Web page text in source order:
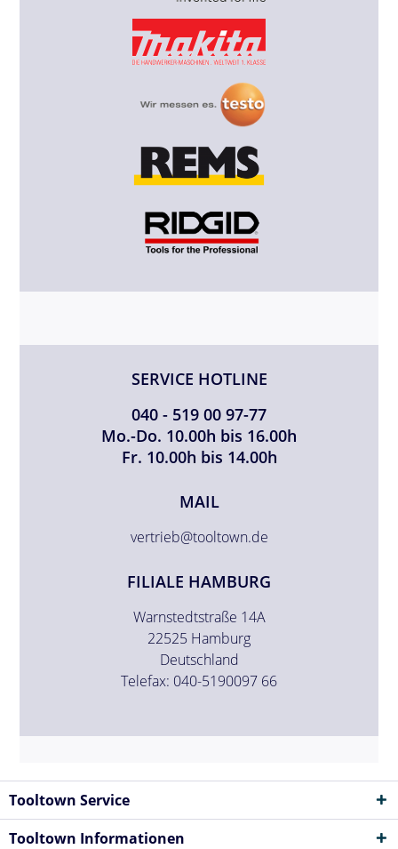
SERVICE HOTLINE
040 - 519 00 97-77
Mo.-Do. 10.00h bis 16.00h
Fr. 10.00h bis 14.00h
MAIL
vertrieb@tooltown.de
FILIALE HAMBURG
Warnstedtstraße 14A
22525 Hamburg
Deutschland
Telefax: 040-5190097 66
Tooltown Service
Tooltown Informationen